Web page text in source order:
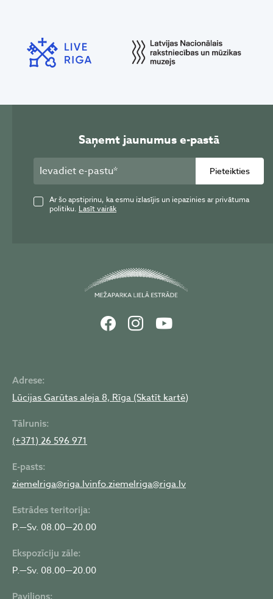
Adrese:
Lūcijas Garūtas aleja 8, Rīga (Skatīt kartē)
Tālrunis:
(+371) 26 596 971
E-pasts:
ziemelriga@riga.lvinfo.ziemelriga@riga.lv
Estrādes teritorija:
P.—Sv. 08.00—20.00
Ekspozīciju zāle:
P.—Sv. 08.00—20.00
Paviljons:
Saņemt jaunumus e-pastā
Pieteikties
Ar šo apstiprinu, ka esmu izlasījis un iepazinies ar privātuma
politiku. Lasīt vairāk